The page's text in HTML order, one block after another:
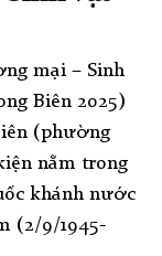
mại – Sinh
Biên 2025)
(phường
nằm trong
khánh nước
(2/9/1945-